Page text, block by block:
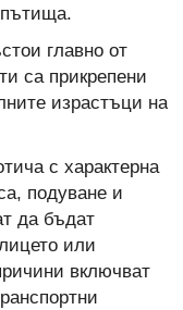
пътища.
главно от
са прикрепени
израстъци на
с характерна
подуване и
да бъдат
или
включват